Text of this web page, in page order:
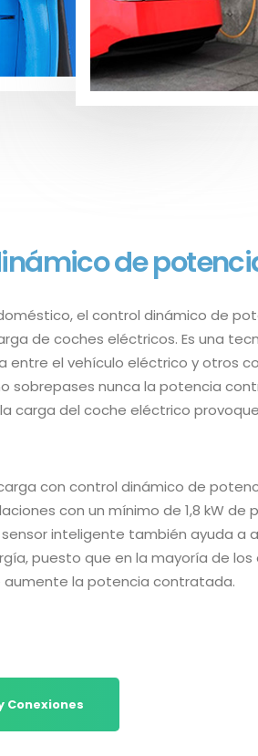
de
el control dinámico de
de coches eléctricos. Es una
entre el vehículo eléctrico y otros
sobrepases nunca la potencia
carga del coche eléctrico
con control dinámico de
con un mínimo de 1,8 kW de
inteligente también ayuda a
puesto que en la mayoría de los
aumente la potencia contratada.
Conexiones